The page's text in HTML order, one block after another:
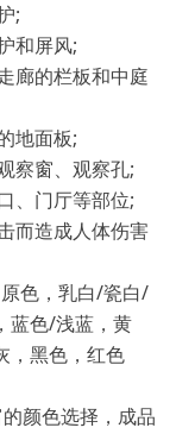
;
和屏风;
廊的栏板和中庭
地面板;
察窗、观察孔;
、门厅等部位;
而造成人体伤害
色，乳白/瓷白/
蓝色/浅蓝，黄
，黑色，红色
颜色选择，成品